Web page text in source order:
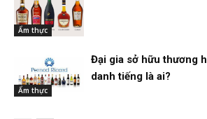
Ẩm thực
Ẩm thực
Đại gia sở hữu thương
danh tiếng là ai?